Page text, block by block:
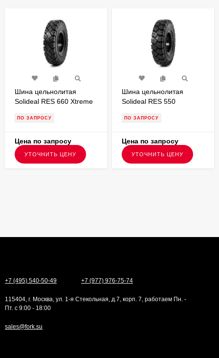
Шина цельнолитая
Solideal RES 660 Xtreme
вилочного погрузчика
ПО ЗАПРОСУ
Цена по запросу
УТОЧНИТЬ ЦЕНУ
Шина цельнолитая
Solideal RES 550
буртом для вилочного
ПО ЗАПРОСУ
Цена по запросу
УТОЧНИТЬ ЦЕНУ
+7 (495) 540-50-49 +7 (977) 976-75-74
115404, г. Москва, ул. 1-я Стекольная, д.7, корп. 7, работаем Пн. -
Пт. с 9:00 - 18:00
sales@fork.su